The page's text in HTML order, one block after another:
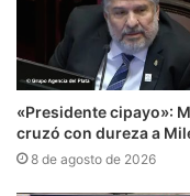
«Presidente cipayo»:
cruzó con dureza a
8 de agosto de 2026